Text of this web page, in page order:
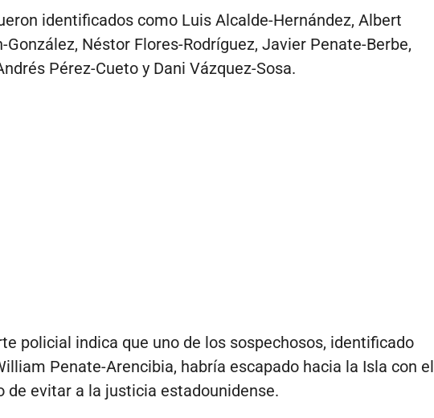
identificados como Luis Alcalde-Hernández, Albert
González, Néstor Flores-Rodríguez, Javier Penate-Berbe,
Pérez-Cueto y Dani Vázquez-Sosa.
policial indica que uno de los sospechosos, identificado
Penate-Arencibia, habría escapado hacia la Isla con el
de evitar a la justicia estadounidense.